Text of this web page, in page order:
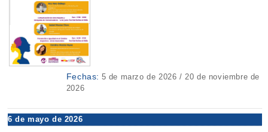
Fechas: 5 de marzo de 2026 / 20 de noviembre de
2026
6 de mayo de 2026